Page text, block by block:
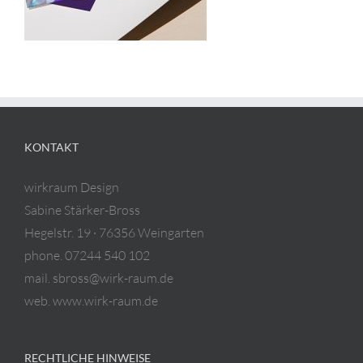
KONTAKT
wirkraum Design
Sabine Stärker-Bross
Hegelstr. 19 · 76356 Weingarten
phone. 07244 540 102
mail. sbross@wirk-raum.de
web. www.wirk-raum.de
RECHTLICHE HINWEISE